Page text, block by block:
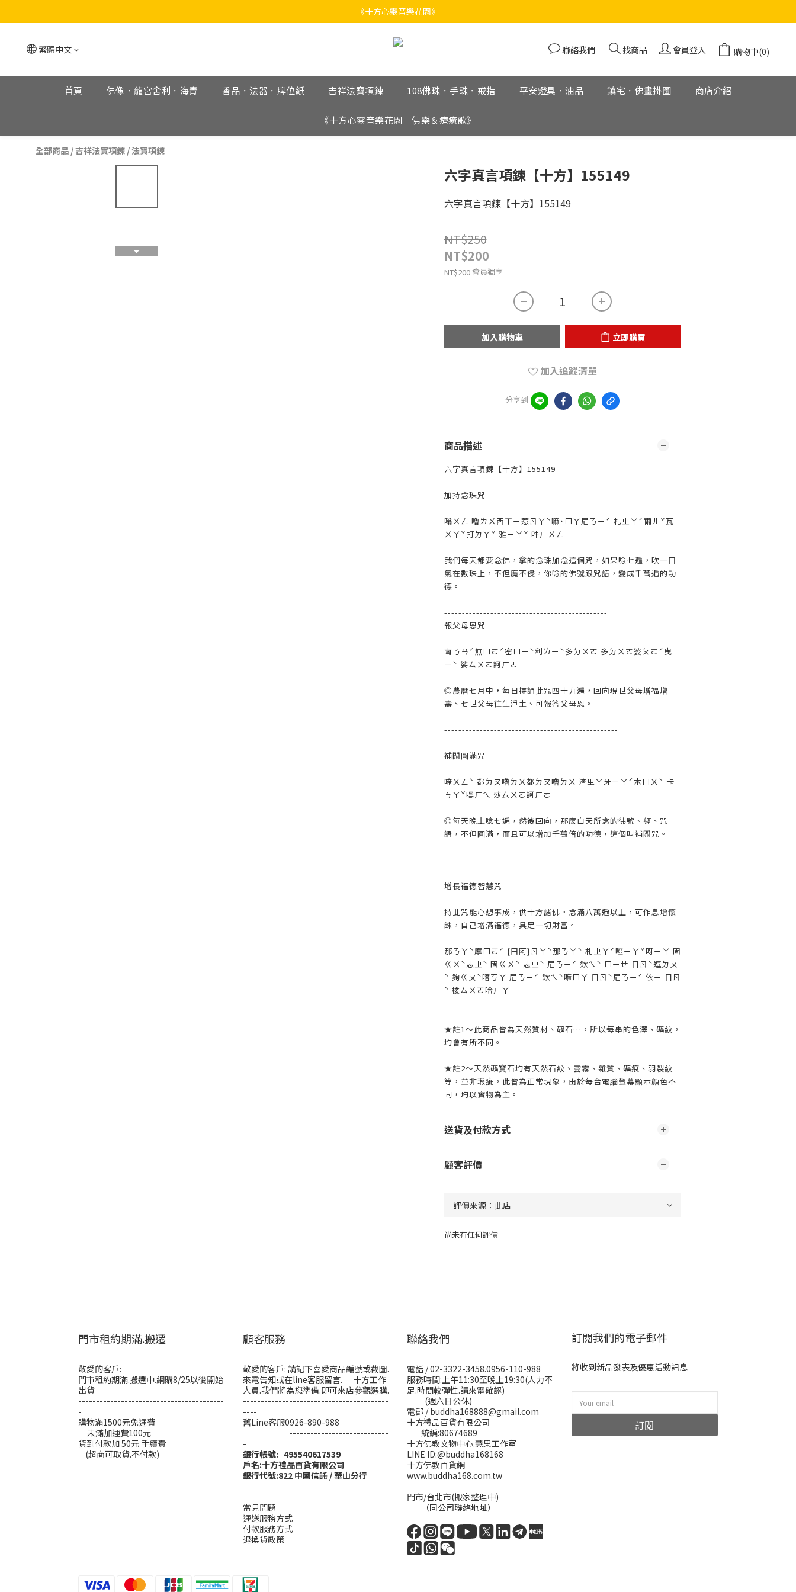
《十方心靈音樂花園》
《十方心靈音樂花園》
繁體中文 聯絡我們 找商品 會員登入 購物車(0)
首頁 佛像．龍宮舍利．海青 香品．法器．牌位紙 吉祥法寶項鍊 108佛珠．手珠．戒指 平安燈具．油品 鎮宅．佛畫掛圖 商店介紹
《十方心靈音樂花園｜佛樂＆療癒歌》
全部商品 /吉祥法寶項鍊 /法寶項鍊
六字真言項鍊【十方】155149
六字真言項鍊【十方】155149
NT$250
NT$200
NT$200會員獨享
加入購物車 立即購買
加入追蹤清單
分享到
商品描述
六字真言項鍊【十方】155149
加持念珠咒
嗡ㄨㄥ 嚕ㄌㄨ西ㄒㄧ惹ㄖㄚˋ嘛˙ㄇㄚ尼ㄋㄧˊ 札ㄓㄚˊ爾ㄦˇ瓦
ㄨㄚˇ打ㄉㄚˇ 雅ㄧㄚˇ 吽ㄏㄨㄥ
我們每天都要念佛，拿的念珠加念這個咒，如果唸七遍，吹一口
氣在數珠上，不但魔不侵，你唸的佛號跟咒語，變成千萬遍的功
德。
----------------------------------------------
報父母恩咒
南ㄋㄢˊ無ㄇㄛˊ密ㄇㄧˋ利ㄌㄧˋ多ㄉㄨㄛ 多ㄉㄨㄛ婆ㄆㄛˊ曳
ㄧˋ 娑ㄙㄨㄛ訶ㄏㄜ
◎農曆七月中，每日持誦此咒四十九遍，回向現世父母增福增
壽、七世父母往生淨土、可報答父母恩。
-------------------------------------------------
補闕圓滿咒
唵ㄨㄥˋ 都ㄉㄡ嚕ㄉㄨ都ㄉㄡ嚕ㄉㄨ 渣ㄓㄚ牙ㄧㄚˊ木ㄇㄨˋ 卡
ㄎㄚˇ嘿ㄏㄟ 莎ㄙㄨㄛ訶ㄏㄜ
◎每天晚上唸七遍，然後回向，那麼白天所念的彿號、經、咒
語，不但圓滿，而且可以增加千萬倍的功德，這個叫補闕咒。
-----------------------------------------------
增長福德智慧咒
持此咒能心想事成，供十方諸佛。念滿八萬遍以上，可作息增懷
誅，自己增滿福德，具足一切財富。
那ㄋㄚˋ摩ㄇㄛˊ {曰阿}ㄖㄚˋ那ㄋㄚˋ 札ㄓㄚˊ啞ㄧㄚˇ呀ㄧㄚ 固
ㄍㄨˋ志ㄓˋ 固ㄍㄨˋ 志ㄓˋ 尼ㄋㄧˊ 欸ㄟˋ ㄇㄧㄝ 日ㄖˋ逗ㄉㄡ
ˋ 夠ㄍㄡˋ喀ㄎㄚ 尼ㄋㄧˊ 欸ㄟˋ嘛ㄇㄚ 日ㄖˋ尼ㄋㄧˊ 依ㄧ 日ㄖ
ˋ 梭ㄙㄨㄛ哈ㄏㄚ
★註1～此商品皆為天然質材、礦石…，所以每串的色澤、礦紋，
均會有所不同。
★註2～天然礦寶石均有天然石紋、雲霧、雜質、礦痕、羽裂紋
等，並非瑕疵，此皆為正常現象，由於每台電腦螢幕顯示顏色不
同，均以實物為主。
送貨及付款方式
顧客評價
尚未有任何評價
門市租約期滿.搬遷
敬愛的客戶:
門市租約期滿.搬遷中.網購8/25以後開始
出貨
-----------------------------------------
-
購物滿1500元免運費
未滿加運費100元
貨到付款加 50元 手續費
(超商可取貨.不付款)
顧客服務
敬愛的客戶: 請記下喜愛商品編號或截圖.
來電告知或在line客服留言. 十方工作
人員.我們將為您準備.即可來店參觀選購.
-----------------------------------------
----
舊Line客服0926-890-988
----------------------------
-
銀行帳號: 495540617539
戶名:十方禮品百貨有限公司
銀行代號:822 中國信託 / 華山分行
常見問題
運送服務方式
付款服務方式
退換貨政策
聯絡我們
電話 / 02-3322-3458.0956-110-988
服務時間:上午11:30至晚上19:30(人力不
足.時間較彈性.請來電確認)
(週六日公休)
電郵 / buddha168888@gmail.com
十方禮品百貨有限公司
統編:80674689
十方佛教文物中心.慧果工作室
LINE ID:@buddha168168
十方佛教百貨網
www.buddha168.com.tw
門市/台北市(搬家整理中)
（同公司聯絡地址）
訂閱我們的電子郵件
將收到新品發表及優惠活動訊息
訂閱